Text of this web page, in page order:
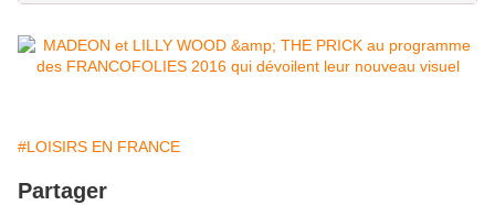
#LOISIRS EN FRANCE
Partager